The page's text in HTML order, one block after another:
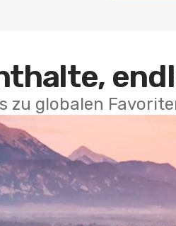
zu globalen